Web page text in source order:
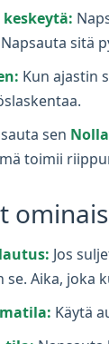
sitä
Kun ajastin
sen
toimii
Jos
se. Aika, joka
Käytä